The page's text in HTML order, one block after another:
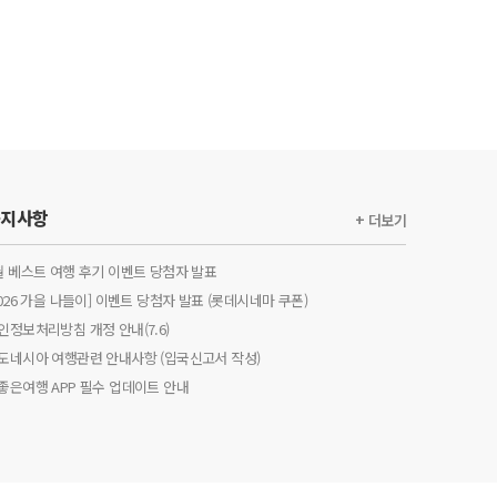
사항 + 더보기
베스트 여행 후기 이벤트 당첨자 발표
가을 나들이] 이벤트 당첨자 발표 (롯데시네마 쿠폰)
정보처리방침 개정 안내(7.6)
네시아 여행관련 안내사항 (입국신고서 작성)
은여행 APP 필수 업데이트 안내